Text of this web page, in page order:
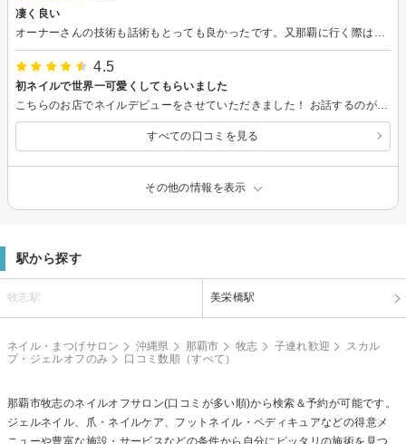
凄く良い
4.5
初ネイルで世界一可愛くしてもらいました
こちらのお店でネイルデビューをさせていただきました！ お話するのが苦手なため身構えていましたが、メッセージでの要望通り静かに心地よく過ごすことができました。 また、爪周りの傷が酷かったのですが滲みない様に気を遣ってくださり、施術も丁寧でした。 最初は初めてということもありカラー選びを迷っていましたが、やってみたいカラーをスマホで見せたらメニュー外の色（料金はプラスされます）も提案してくださって、イメージしていたものが見つかったので即決しました。 1日経って、左手の人差し指と中指の爪に小さくラメが混入しているのに気づいてしまったので☆-0.5しますが、ぱっと見は気づかれないレベルなので問題ありません。 なにより見るたびに、自分の爪じゃないみたいで可愛くて本当に幸せです。 施術中もコンプレックスだった指をたくさん褒めていただいて、嬉しい気持ちでいっぱいでした。 レビューではあまり良い評価をする方ではないのですが、初めてのネイルということもあって評価が甘くなっているかもしれません笑 また利用させていただくと思います。 ありがとうございました！
すべての口コミを見る
その他の情報を表示
駅から探す
牧志駅 美栄橋駅
ネイル・まつげサロン 沖縄県 那覇市 牧志 子連れ歓迎
スカル
プ・ジェルオフのみ
口コミ数順（すべて）
那覇市牧志のネイルオフサロン(口コミが多い順)から検索＆予約が可能です。
ジェルネイル、爪・ネイルケア、フットネイル・ペディキュアなどの得意メ
ニューや豊富な施設・サービスなどの条件から自分にピッタリの施術を見つ